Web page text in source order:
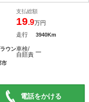
支払総額
19.9万円
走行 3940Km
ウン車検/
自賠責 ―
市
電話をかける